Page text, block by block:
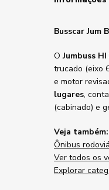
Busscar Jum
OJumbuss
trucado (eixo
e motor
lugares,
(cabinado) e
Veja também:
Ônibus
Ver todos os
Explorar